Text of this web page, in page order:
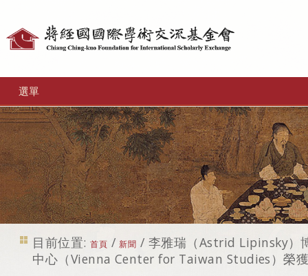
選單
目前位置: 首頁 / 新聞 / 李雅瑞（Astrid Lipinsky）
中心（Vienna Center for Taiwan Studies）榮